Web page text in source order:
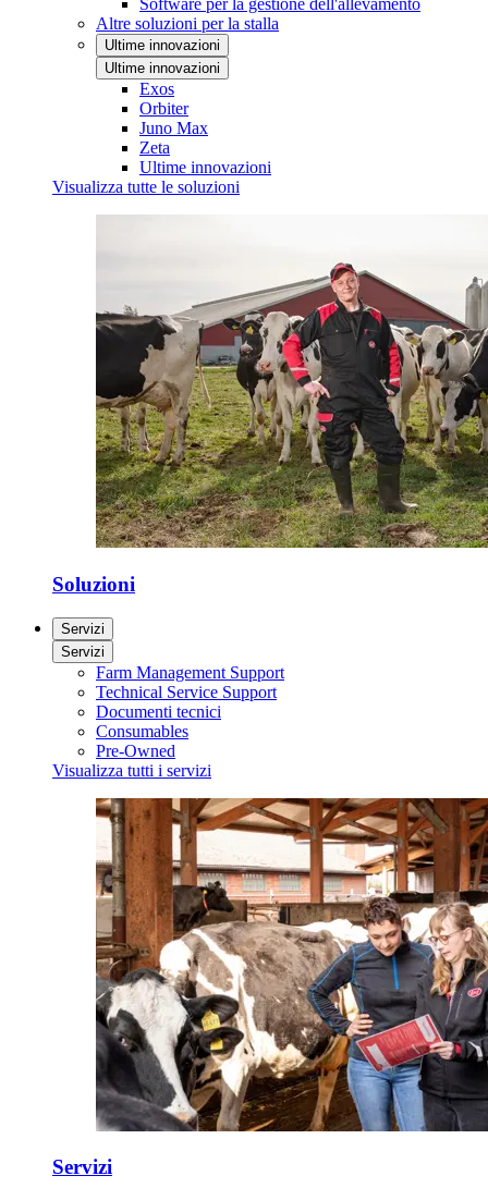
Software per la gestione dell'allevamento
Altre soluzioni per la stalla
Ultime innovazioni
Ultime innovazioni
Exos
Orbiter
Juno Max
Zeta
Ultime innovazioni
Visualizza tutte le soluzioni
Soluzioni
Servizi
Servizi
Farm Management Support
Technical Service Support
Documenti tecnici
Consumables
Pre-Owned
Visualizza tutti i servizi
Servizi